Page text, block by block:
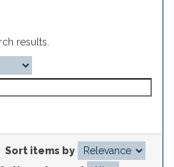
results.
Sort items by